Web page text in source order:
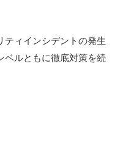
ティインシデントの発生
ベルともに徹底対策を続